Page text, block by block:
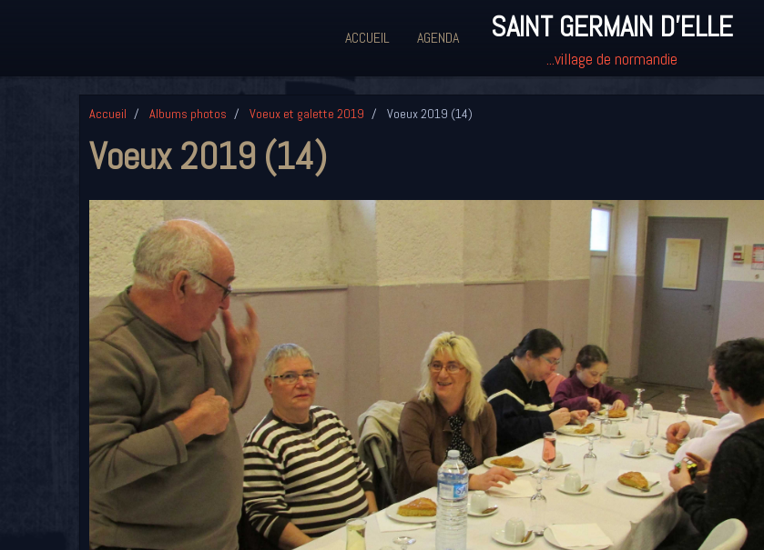
ACCUEIL AGENDA SAINT GERMAIN D'ELLE
...village de normandie
Accueil Albums photos Voeux et galette 2019 Voeux 2019 (14)
Voeux 2019 (14)